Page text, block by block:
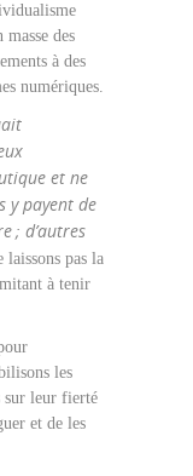
des
à des
numériques.
et ne
y payent de
; d’autres
laissons pas la
à tenir
les
sur leur fierté
et de les